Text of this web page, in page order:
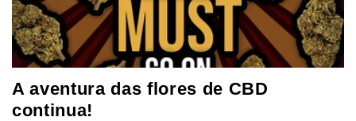
A aventura das flores de CBD
continua!